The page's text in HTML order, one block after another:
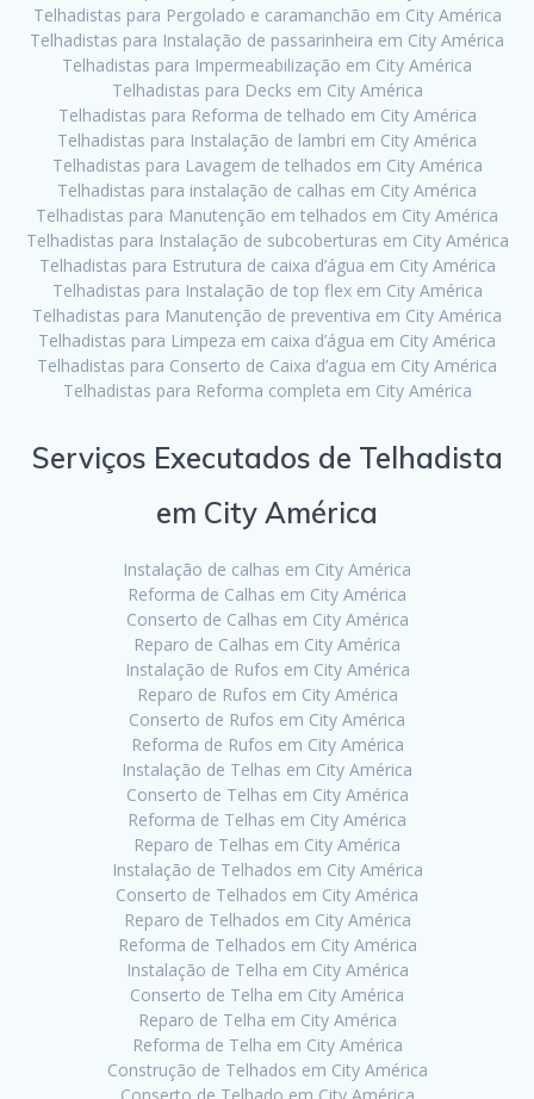
Telhadistas para Pergolado e caramanchão em City América
Telhadistas para Instalação de passarinheira em City América
Telhadistas para Impermeabilização em City América
Telhadistas para Decks em City América
Telhadistas para Reforma de telhado em City América
Telhadistas para Instalação de lambri em City América
Telhadistas para Lavagem de telhados em City América
Telhadistas para instalação de calhas em City América
Telhadistas para Manutenção em telhados em City América
Telhadistas para Instalação de subcoberturas em City América
Telhadistas para Estrutura de caixa d’água em City América
Telhadistas para Instalação de top flex em City América
Telhadistas para Manutenção de preventiva em City América
Telhadistas para Limpeza em caixa d’água em City América
Telhadistas para Conserto de Caixa d’agua em City América
Telhadistas para Reforma completa em City América
Serviços Executados de Telhadista
em City América
Instalação de calhas em City América
Reforma de Calhas em City América
Conserto de Calhas em City América
Reparo de Calhas em City América
Instalação de Rufos em City América
Reparo de Rufos em City América
Conserto de Rufos em City América
Reforma de Rufos em City América
Instalação de Telhas em City América
Conserto de Telhas em City América
Reforma de Telhas em City América
Reparo de Telhas em City América
Instalação de Telhados em City América
Conserto de Telhados em City América
Reparo de Telhados em City América
Reforma de Telhados em City América
Instalação de Telha em City América
Conserto de Telha em City América
Reparo de Telha em City América
Reforma de Telha em City América
Construção de Telhados em City América